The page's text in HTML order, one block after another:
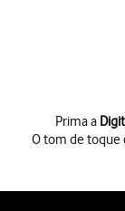
Prima a
O tom de toque
O tom de toque é